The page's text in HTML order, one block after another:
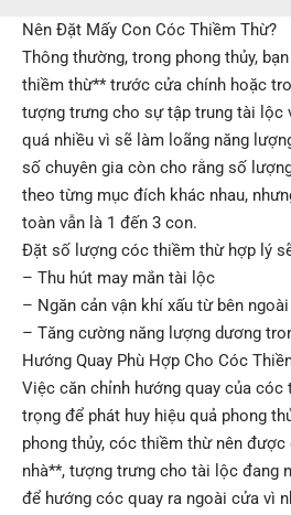
Nên Đặt Mấy Con Cóc Thiềm Thừ?
Thông thường, trong phong thủy,
thiềm thừ** trước cửa chính hoặc
tượng trưng cho sự tập trung tài lộc
quá nhiều vì sẽ làm loãng năng
số chuyên gia còn cho rằng số
theo từng mục đích khác nhau,
toàn vẫn là 1 đến 3 con.
Đặt số lượng cóc thiềm thừ hợp lý
– Thu hút may mắn tài lộc
– Ngăn cản vận khí xấu từ bên ngoài
– Tăng cường năng lượng dương
Hướng Quay Phù Hợp Cho Cóc
Việc căn chỉnh hướng quay của cóc
trọng để phát huy hiệu quả phong
phong thủy, cóc thiềm thừ nên
nhà**, tượng trưng cho tài lộc đang
để hướng cóc quay ra ngoài cửa vì